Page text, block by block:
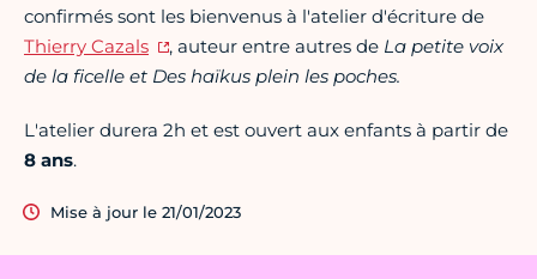
confirmés sont les bienvenus à l'atelier d'écriture de
Thierry Cazals
, auteur entre autres de La petite voix
de la ficelle et Des haïkus plein les poches.
L'atelier durera 2h et est ouvert aux enfants à partir de
8 ans.
Mise à jour le 21/01/2023